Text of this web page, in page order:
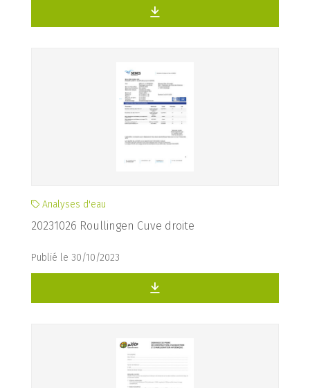
Analyses d'eau
20231026 Roullingen Cuve droite
Publié le 30/10/2023